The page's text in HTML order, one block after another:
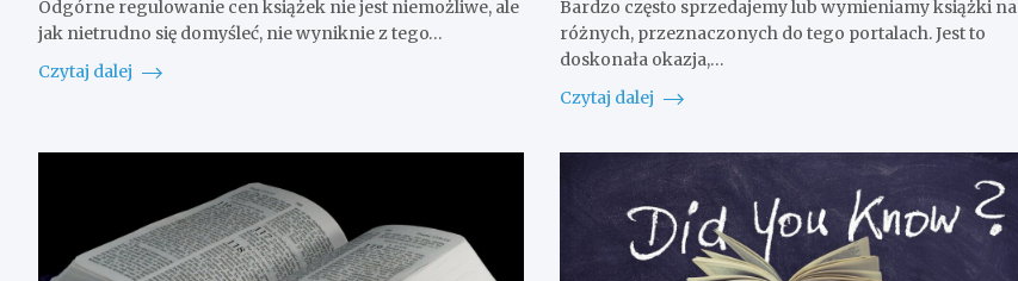
Odgórne regulowanie cen książek nie jest niemożliwe, ale
jak nietrudno się domyśleć, nie wyniknie z tego…
Czytaj dalej
Bardzo często sprzedajemy lub wymieniamy książki na
różnych, przeznaczonych do tego portalach. Jest to
doskonała okazja,…
Czytaj dalej